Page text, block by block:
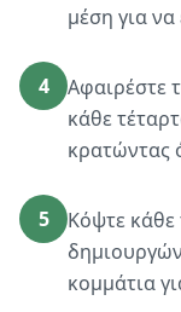
μέση για να
4
Αφαιρέστε
κάθε
κρατώντας
5
Κόψτε κάθε
κομμάτια